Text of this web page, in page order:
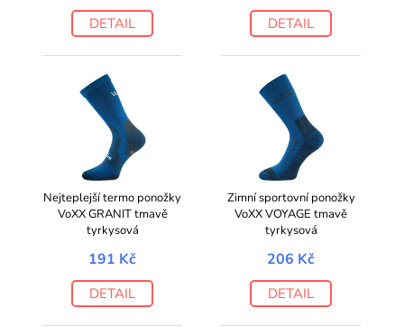
DETAIL DETAIL
Nejteplejší termo ponožky
VoXX GRANIT tmavě
tyrkysová
191 Kč
DETAIL
Zimní sportovní ponožky
VoXX VOYAGE tmavě
tyrkysová
206 Kč
DETAIL